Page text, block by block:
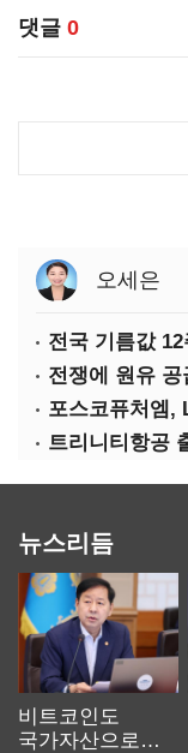
댓글 0
오세은
뉴스리듬
비트코인도
국가자산으로…'